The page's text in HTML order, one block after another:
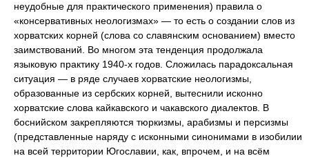
неудобные для практического применения) правила о
«консервативных неологизмах» — то есть о создании слов из
хорватских корней (слова со славянским основанием) вместо
заимствований. Во многом эта тенденция продолжала
языковую практику 1940-х годов. Сложилась парадоксальная
ситуация — в ряде случаев хорватские неологизмы,
образованные из сербских корней, вытеснили исконно
хорватские слова кайкавского и чакавского диалектов. В
боснийском закрепляются тюркизмы, арабизмы и персизмы
(представленные наряду с исконными синонимами в изобилии
на всей территории Югославии, как, впрочем, и на всём